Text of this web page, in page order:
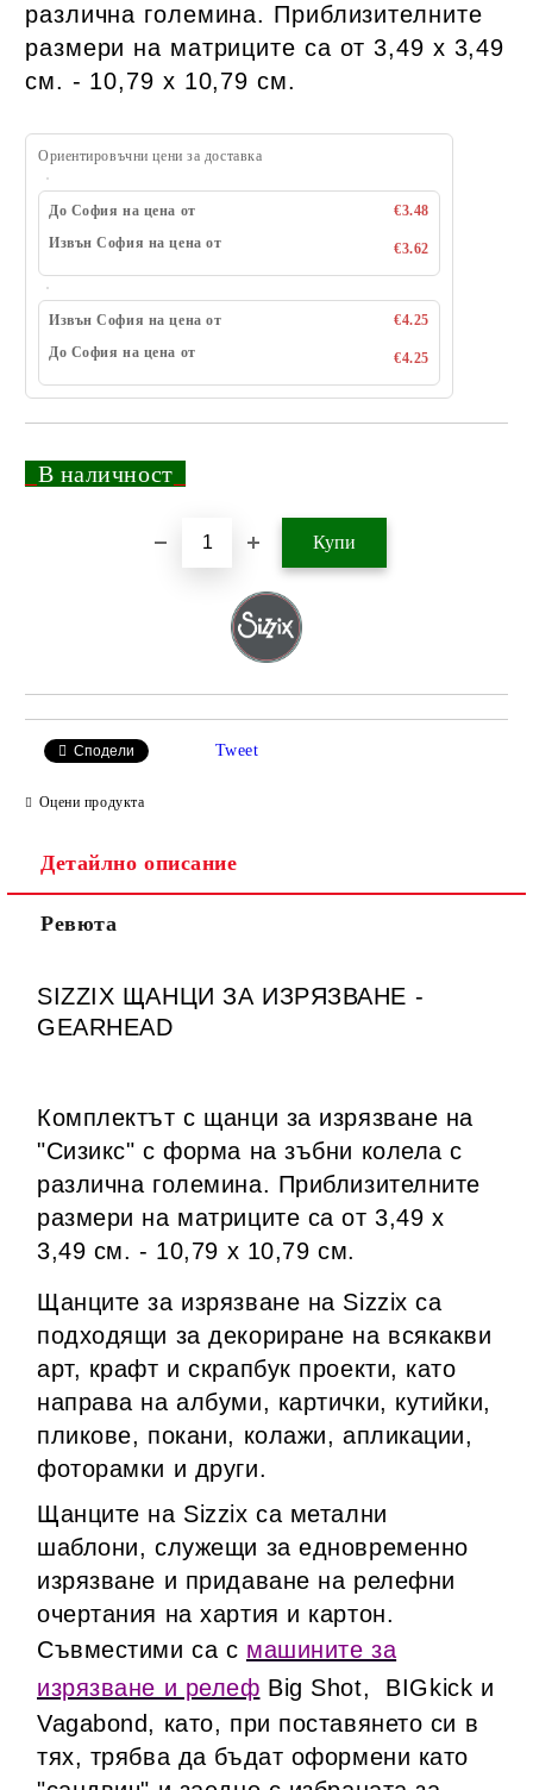
различна големина. Приблизителните
размери на матриците са от 3,49 х 3,49
см. - 10,79 х 10,79 см.
Ориентировъчни цени за доставка
До София на цена от
€3.48
Извън София на цена от
€3.62
Извън София на цена от
€4.25
До София на цена от
€4.25
В наличност
Сподели Tweet
Оцени продукта
Детайлно описание
Ревюта
SIZZIX ЩАНЦИ ЗА ИЗРЯЗВАНЕ -
GEARHEAD
Комплектът с щанци за изрязване на
"Сизикс" с форма на зъбни колела с
различна големина. Приблизителните
размери на матриците са от 3,49 х
3,49 см. - 10,79 х 10,79 см.
Щанците за изрязване на Sizzix са
подходящи за декориране на всякакви
арт, крафт и скрапбук проекти, като
направа на албуми, картички, кутийки,
пликове, покани, колажи, апликации,
фоторамки и други.
Щанците на Sizzix са метални
шаблони, служещи за едновременно
изрязване и придаване на релефни
очертания на хартия и картон.
Съвместими са с машините за
изрязване и релеф Big Shot,
BIGkick и
Vagabond, като, при поставянето си в
тях, трябва да бъдат оформени като